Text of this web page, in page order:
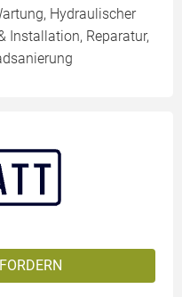
Hydraulischer
Installation, Reparatur,